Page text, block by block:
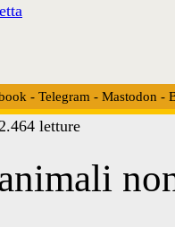
- Telegram - Mastodon -
letture